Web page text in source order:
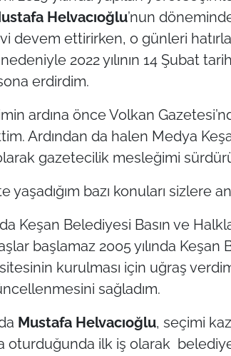
Helvacıoğlu’nun
devem ettirirken, o günleri
2022 yılının 14 Şubat
erdirdim.
ardına önce Volkan
Ardından da halen Medya
gazetecilik mesleğimi
yaşadığım bazı konuları sizlere
Keşan Belediyesi Basın ve
başlamaz 2005 yılında Keşan
kurulması için uğraş
sağladım.
Mustafa Helvacıoğlu, seçimi
oturduğunda ilk iş olarak